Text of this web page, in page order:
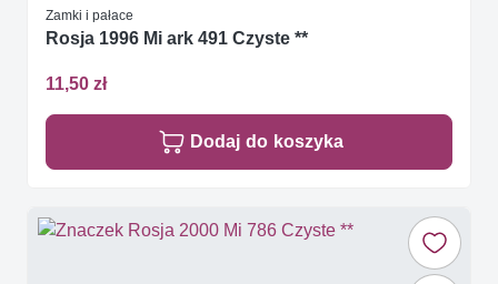
Zamki i pałace
Rosja 1996 Mi ark 491 Czyste **
11,50 zł
Dodaj do koszyka